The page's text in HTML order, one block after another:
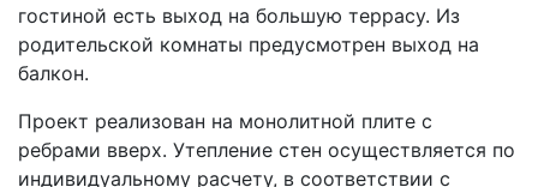
гостиной есть выход на большую террасу. Из
родительской комнаты предусмотрен выход на
балкон.
Проект реализован на монолитной плите с
ребрами вверх. Утепление стен осуществляется по
индивидуальному расчету, в соответствии с